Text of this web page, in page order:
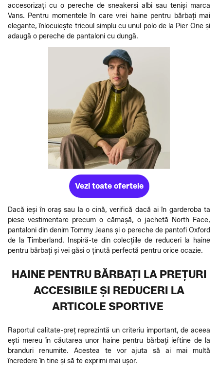
accesorizați cu o pereche de sneakersi albi sau teniși marca
Vans. Pentru momentele în care vrei haine pentru bărbați mai
elegante, înlocuiește tricoul simplu cu unul polo de la Pier One și
adaugă o pereche de pantaloni cu dungă.
Vezi toate ofertele
Dacă ieși în oraș sau la o cină, verifică dacă ai în garderoba ta
piese vestimentare precum o cămașă, o jachetă North Face,
pantaloni din denim Tommy Jeans și o pereche de pantofi Oxford
de la Timberland. Inspiră-te din colecțiile de reduceri la haine
pentru bărbați și vei găsi o ținută perfectă pentru orice ocazie.
HAINE PENTRU BĂRBAȚI LA PREȚURI
ACCESIBILE ȘI REDUCERI LA
ARTICOLE SPORTIVE
Raportul calitate-preț reprezintă un criteriu important, de aceea
ești mereu în căutarea unor haine pentru bărbați ieftine de la
branduri renumite. Acestea te vor ajuta să ai mai multă
încredere în tine și să te exprimi mai ușor.